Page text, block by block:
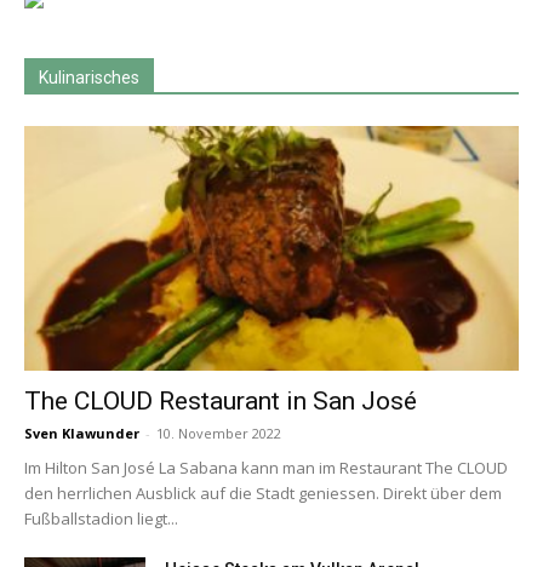
Kulinarisches
The CLOUD Restaurant in San José
Sven Klawunder - 10. November 2022
Im Hilton San José La Sabana kann man im Restaurant The CLOUD
den herrlichen Ausblick auf die Stadt geniessen. Direkt über dem
Fußballstadion liegt...